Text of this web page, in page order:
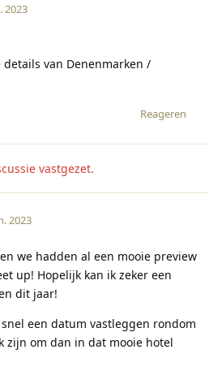
2023
van Denenmarken /
Reageren
vastgezet.
2023
we hadden al een mooie preview
up! Hopelijk kan ik zeker een
dit jaar!
een datum vastleggen rondom
zijn om dan in dat mooie hotel